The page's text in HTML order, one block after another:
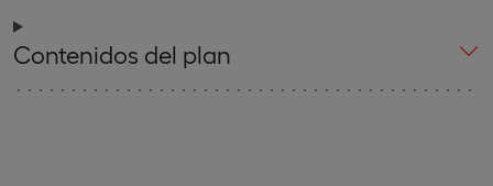
Contenidos del plan